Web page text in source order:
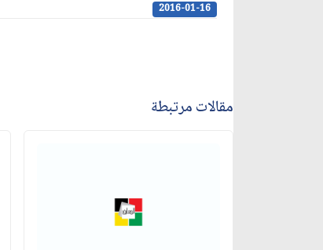
2016-01-16
مقالات مرتبطة